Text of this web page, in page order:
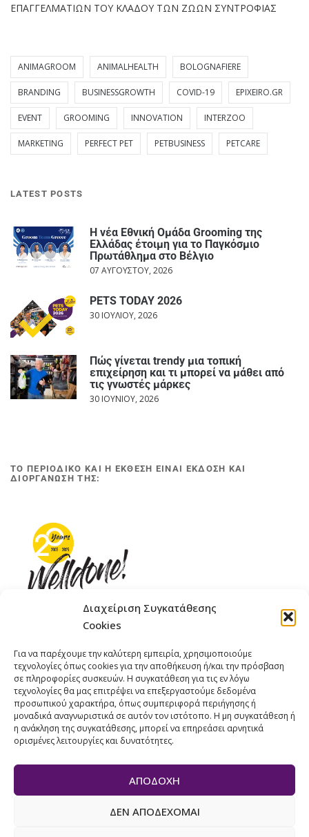
Διαχείριση Συγκατάθεσης
Cookies
Για να παρέχουμε την καλύτερη εμπειρία, χρησιμοποιούμε
τεχνολογίες όπως cookies για την αποθήκευση ή/και την πρόσβαση
σε πληροφορίες συσκευών. Η συγκατάθεση για τις εν λόγω
τεχνολογίες θα μας επιτρέψει να επεξεργαστούμε δεδομένα
προσωπικού χαρακτήρα, όπως συμπεριφορά περιήγησης ή
μοναδικά αναγνωριστικά σε αυτόν τον ιστότοπο. Η μη συγκατάθεση ή
η ανάκληση της συγκατάθεσης, μπορεί να επηρεάσει αρνητικά
ορισμένες λειτουργίες και δυνατότητες.
ΑΠΟΔΟΧΉ
ΔΕΝ ΑΠΟΔΈΧΟΜΑΙ
ΕΠΑΓΓΕΛΜΑΤΙΩΝ ΤΟΥ ΚΛΑΔΟΥ ΤΩΝ ΖΩΩΝ ΣΥΝΤΡΟΦΙΑΣ
ANIMAGROOM ANIMALHEALTH BOLOGNAFIERE
BRANDING BUSINESSGROWTH COVID-19 EPIXEIRO.GR
EVENT GROOMING INNOVATION INTERZOO
MARKETING PERFECT PET PETBUSINESS PETCARE
LATEST POSTS
Η νέα Εθνική Ομάδα Grooming της
Ελλάδας έτοιμη για το Παγκόσμιο
Πρωτάθλημα στο Βέλγιο
07 ΑΥΓΟΎΣΤΟΥ, 2026
PETS TODAY 2026
30 ΙΟΥΛΊΟΥ, 2026
Πώς γίνεται trendy μια τοπική
επιχείρηση και τι μπορεί να μάθει από
τις γνωστές μάρκες
30 ΙΟΥΝΊΟΥ, 2026
ΤΟ ΠΕΡΙΟΔΙΚΟ ΚΑΙ Η ΕΚΘΕΣΗ ΕΙΝΑΙ ΕΚΔΟΣΗ ΚΑΙ
ΔΙΟΡΓΑΝΩΣΗ ΤΗΣ:
ΤΗΛΕΦΩΝΟ: +30 211 4021758
ΚΙΝΗΤΟ: +306977 440377
EMAIL : info@welldone.com.gr